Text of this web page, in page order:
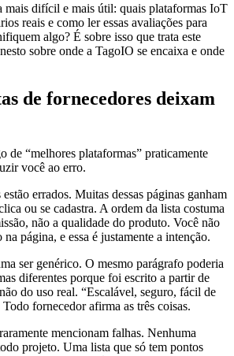
mais difícil e mais útil: quais plataformas IoT
reais e como ler essas avaliações para
algo? É sobre isso que trata este
sobre onde a TagoIO se encaixa e onde
de fornecedores deixam
de “melhores plataformas” praticamente
você ao erro.
errados. Muitas dessas páginas ganham
ou se cadastra. A ordem da lista costuma
não a qualidade do produto. Você não
página, e essa é justamente a intenção.
ser genérico. O mesmo parágrafo poderia
diferentes porque foi escrito a partir de
do uso real. “Escalável, seguro, fácil de
fornecedor afirma as três coisas.
mencionam falhas. Nenhuma
projeto. Uma lista que só tem pontos